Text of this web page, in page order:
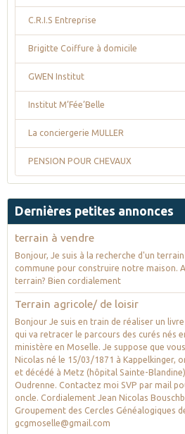
C.R.I.S Entreprise
Brigitte Coiffure à domicile
GWEN Institut
Institut M’Fée’Belle
La conciergerie MULLER
PENSION POUR CHEVAUX
Dernières petites annonces
terrain à vendre
Bonjour, Je suis à la recherche d'un
commune pour construire notre maison.
terrain? Bien cordialement
Terrain agricole/ de loisir
Bonjour Je suis en train de réaliser un
qui va retracer le parcours des curés nés
ministère en Moselle. Je suppose que
Nicolas né le 15/03/1871 à Kappelkinger,
et décédé à Metz (hôpital Sainte-
Oudrenne. Contactez moi SVP par mail
oncle. Cordialement Jean Nicolas
Groupement des Cercles Généalogiques
gcgmoselle@gmail.com